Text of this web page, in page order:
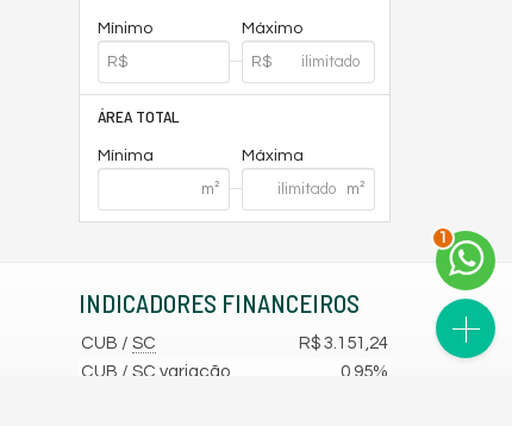
Mínimo Máximo
ÁREA TOTAL
Mínima Máxima
INDICADORES FINANCEIROS
CUB / SC
R$ 3.151,24
CUB / SC variação
0,95%
2